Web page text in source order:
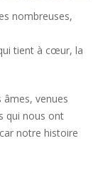
nombreuses,
tient à cœur, la
venues
qui nous ont
notre histoire